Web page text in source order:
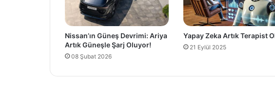
Nissan’ın Güneş Devrimi: Ariya
Artık Güneşle Şarj Oluyor!
08 Şubat 2026
Yapay Zeka Artık Terapist
21 Eylül 2025